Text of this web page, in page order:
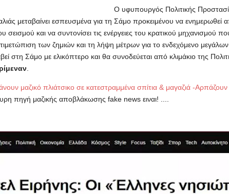
Ο υφυπουργός Πολιτικής
μεταβαίνει εσπευσμένα για τη Σάμο προκειμένου να ενημερωθεί
σεισμού και να συντονίσει τις ενέργειες του κρατικού μηχανισμού
των ζημιών και τη λήψη μέτρων για το ενδεχόμενο
στη Σάμο με ελικόπτερο και θα συνοδεύεται από κλιμάκιο της
μαζικό πλιάτσικο σε κατεστραμμένα σπίτια & μαγαζιά -Αρπάζουν
πηγή μαζικής αποβλάκωσης fake news ειναι! ....